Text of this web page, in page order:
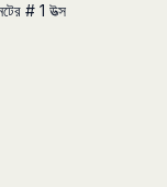
# 1 উত্স